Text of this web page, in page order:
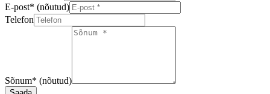
E-post* (nõutud)
Telefon
Sõnum* (nõutud)